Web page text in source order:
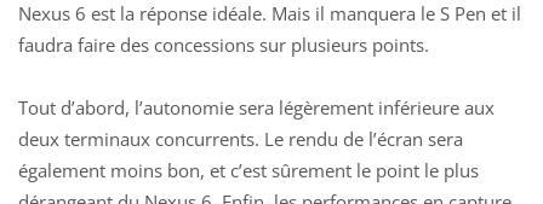
Nexus 6 est la réponse idéale. Mais il manquera le S Pen et il
faudra faire des concessions sur plusieurs points.
Tout d’abord, l’autonomie sera légèrement inférieure aux
deux terminaux concurrents. Le rendu de l’écran sera
également moins bon, et c’est sûrement le point le plus